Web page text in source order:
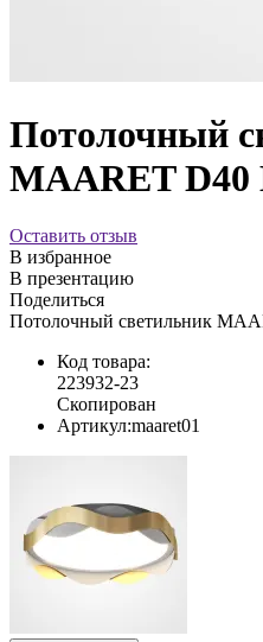
Потолочный
MAARET D40
Оставить отзыв
В избранное
В презентацию
Поделиться
Потолочный светильник
Код товара:
223932-23
Скопирован
Артикул:maaret01